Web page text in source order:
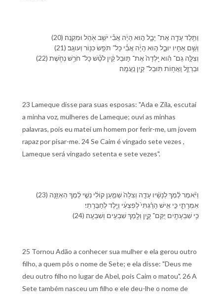
(20) וַ⁠תֵּ֥לֶד עָדָ֖ה אֶת־ יָבָ֑ל ה֣וּא הָיָ֔ה אֲבִ֕י יֹשֵׁ֥ב אֹ֖הֶל וּ⁠מִקְנֶֽה׃
(21) וְ⁠שֵׁ֥ם אָחִ֖י⁠ו יוּבָ֑ל ה֣וּא הָיָ֔ה אֲבִ֕י כָּל־ תֹּפֵ֥שׂ כִּנּ֖וֹר וְ⁠עוּגָֽב׃
(22) וְ⁠צִלָּ֣ה גַם־ הִ֗וא יָֽלְדָה֙ אֶת־ תּ֣וּבַל קַ֔יִן לֹטֵ֕שׁ כָּל־ חֹרֵ֥שׁ נְחֹ֖שֶׁת
וּ⁠בַרְזֶ֑ל וַֽ⁠אֲח֥וֹת תּֽוּבַל־ קַ֖יִן נַֽעֲמָֽה׃
23 Lameque disse para suas esposas: "Ada e Zila, escutai
a minha voz, mulheres de Lameque; ouvi as minhas
palavras, pois eu matei um homem por ferir-me, um jovem
rapaz por pisar-me. 24 Se Caim é vingado sete vezes ,
Lameque será vingado setenta e sete vezes".
(23) וַ⁠יֹּ֨אמֶר לֶ֜מֶךְ לְ⁠נָשָׁ֗י⁠ו עָדָ֤ה וְ⁠צִלָּה֙ שְׁמַ֣עַן קוֹלִ֔⁠י נְשֵׁ֣י לֶ֔מֶךְ הַאְזֵ֖נָּה
אִמְרָתִ֑⁠י כִּ֣י אִ֤ישׁ הָרַ֨גְתִּי֙ לְ⁠פִצְעִ֔⁠י וְ⁠יֶ֖לֶד לְ⁠חַבֻּרָתִֽ⁠י׃
(24) כִּ֥י שִׁבְעָתַ֖יִם יֻקַּם־ קָ֑יִן וְ⁠לֶ֖מֶךְ שִׁבְעִ֥ים וְ⁠שִׁבְעָֽה׃
25 Tornou Adão a conhecer sua mulher e ela gerou outro
filho, a quem pôs o nome de Sete; e ela disse: "Deus me
deu outro filho no lugar de Abel, pois Caim o matou". 26 A
Sete também nasceu um filho e ele deu-lhe o nome de